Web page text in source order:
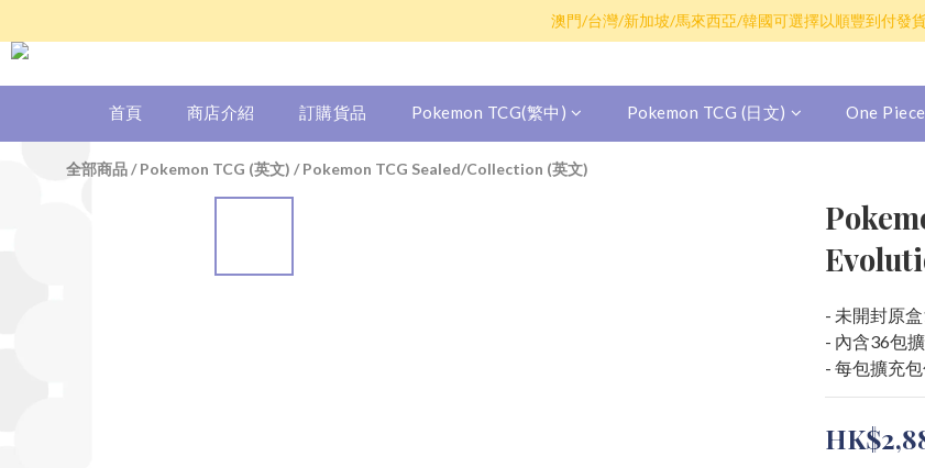
散卡買滿$100包平郵，全部產品買滿$800包順豐(香港境
澳門/台灣/新加坡/馬來西亞/韓國可選擇以順豐到付發
首頁 商店介紹 訂購貨品 Pokemon TCG(繁中) Pokemon TCG (日文) One
全部商品/Pokemon TCG (英文) /Pokemon TCG Sealed/Collection (英文)
- 未開封原
- 內含36包
- 每包擴充